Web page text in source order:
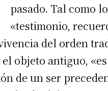
pasado. Tal como
«testimonio,
del orden
objeto antiguo,
de un ser